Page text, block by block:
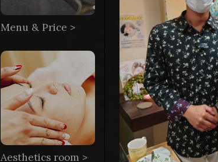
Menu & Price >
Aesthetics room >